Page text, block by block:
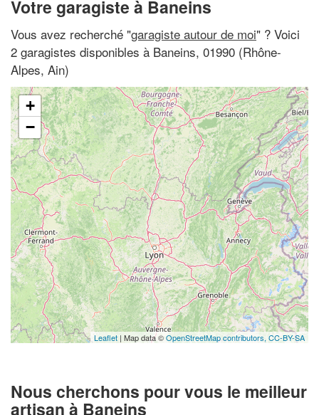
Votre garagiste à Baneins
Vous avez recherché "garagiste autour de moi" ? Voici
2 garagistes disponibles à Baneins, 01990 (Rhône-
Alpes, Ain)
+
−
Leaflet | Map data ©OpenStreetMap contributors, CC-BY-SA
Nous cherchons pour vous le meilleur
artisan à Baneins